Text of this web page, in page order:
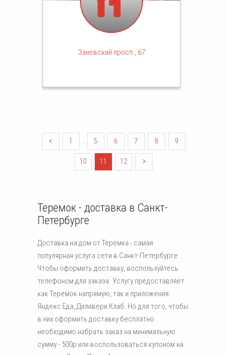
Заневский просп., 67
1 5 6 7 8 9
10 11 12
Теремок - доставка в Санкт-
Петербурге
Доставка на дом от Теремка - самая
популярная услуга сети в Санкт-Петербурге .
Чтобы оформить доставку, воспользуйтесь
телефоном для заказа. Услугу предоставляет
как Теремок напрямую, так и приложения:
Яндекс Еда, Диливери Клаб. Но для того, чтобы
в них оформить доставку бесплатно
необходимо набрать заказ на минимальную
сумму - 500р или воспользоваться купоном на